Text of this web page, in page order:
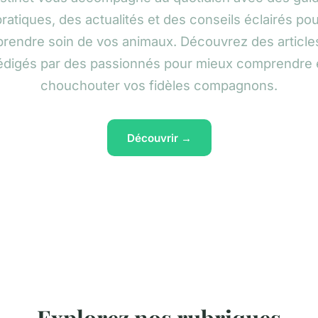
des actualités et des conseils éclairés
soin de vos animaux. Découvrez des
par des passionnés pour mieux comprendre
chouchouter vos fidèles compagnons.
Découvrir →